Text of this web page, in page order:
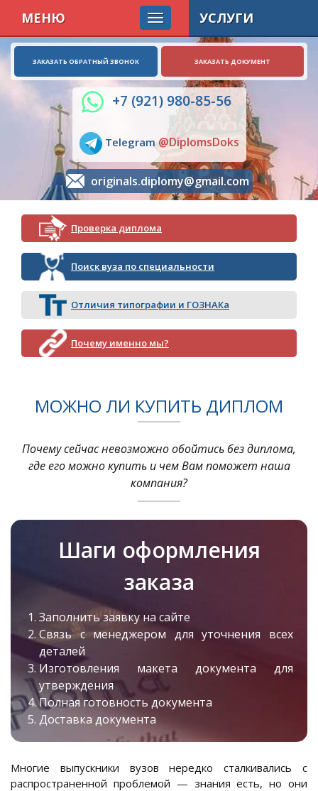
МЕНЮ
ЗАКАЗАТЬ ОБРАТНЫЙ ЗВОНОК ЗАКАЗАТЬ ДОКУМЕНТ
+7 (921) 980-85-56
Telegram @DiplomsDoks
originals.diplomy@gmail.com
Проверка диплома
Поиск вуза по специальности
Отличия типографии и ГОЗНАКа
Почему именно мы?
УСЛУГИ
МОЖНО ЛИ КУПИТЬ ДИПЛОМ
Почему сейчас невозможно обойтись без диплома,
где его можно купить и чем Вам поможет наша
компания?
Шаги оформления
заказа
Заполнить заявку на сайте
Связь с менеджером для уточнения всех
деталей
Изготовления макета документа для
утверждения
Полная готовность документа
Доставка документа
Многие выпускники вузов нередко сталкивались с
распространенной проблемой — знания есть, но они